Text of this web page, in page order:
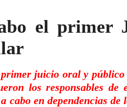
el primer
juicio oral y
los responsables
cabo en dependencias